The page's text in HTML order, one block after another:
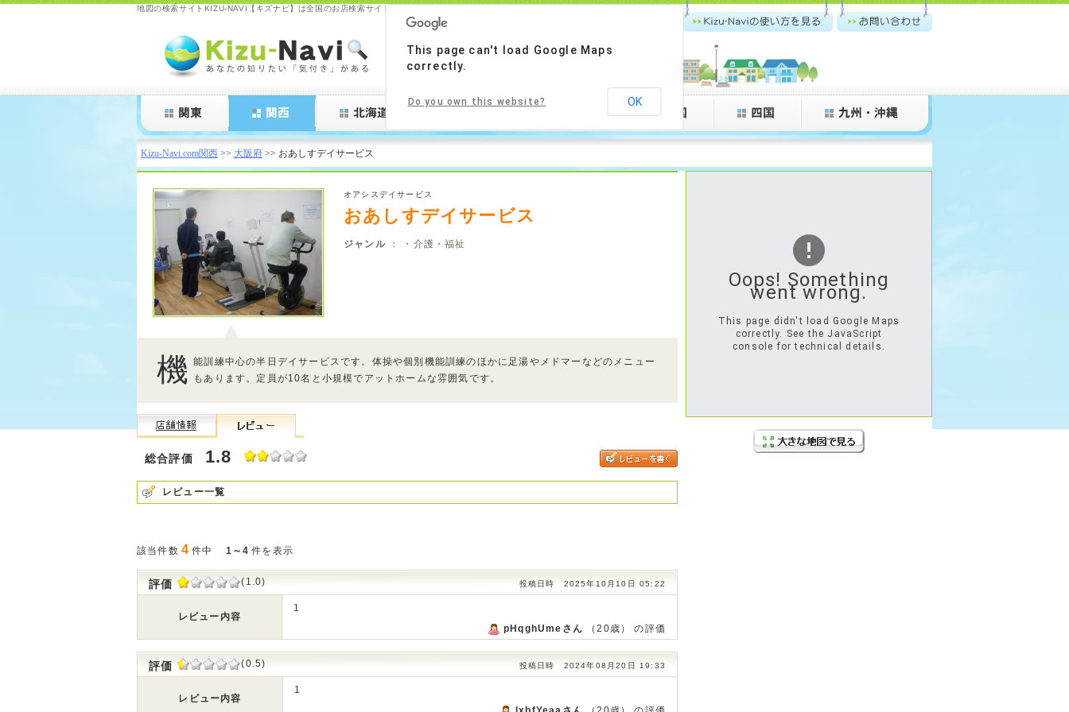
地図の検索サイトKIZU-NAVI【キズナビ】は全国のお店検索サイト！グルメ・美容・健康をはじめ、あなたの町情報を検索！！
Kizu-Navi.com関西 >> 大阪府 >> おあしすデイサービス
オアシスデイサービス
おあしすデイサービス
ジャンル： ・介護・福祉
機 能訓練中心の半日デイサービスです。体操や個別機能訓練のほかに足湯やメドマーなどのメニュー
もあります。定員が10名と小規模でアットホームな雰囲気です。
総合評価 1.8
レビュー一覧
該当件数 4 件中 1～4 件を表示
評価 (1.0) 投稿日時 2025年10月10日 05:22
レビュー内容
1
pHqghUmeさん （20歳） の評価
評価 (0.5) 投稿日時 2024年08月20日 19:33
レビュー内容
1
Oops! Something
went wrong.
This page didn't load Google Maps
correctly. See the JavaScript
console for technical details.
This page can't load Google Maps
correctly.
Do you own this website? OK